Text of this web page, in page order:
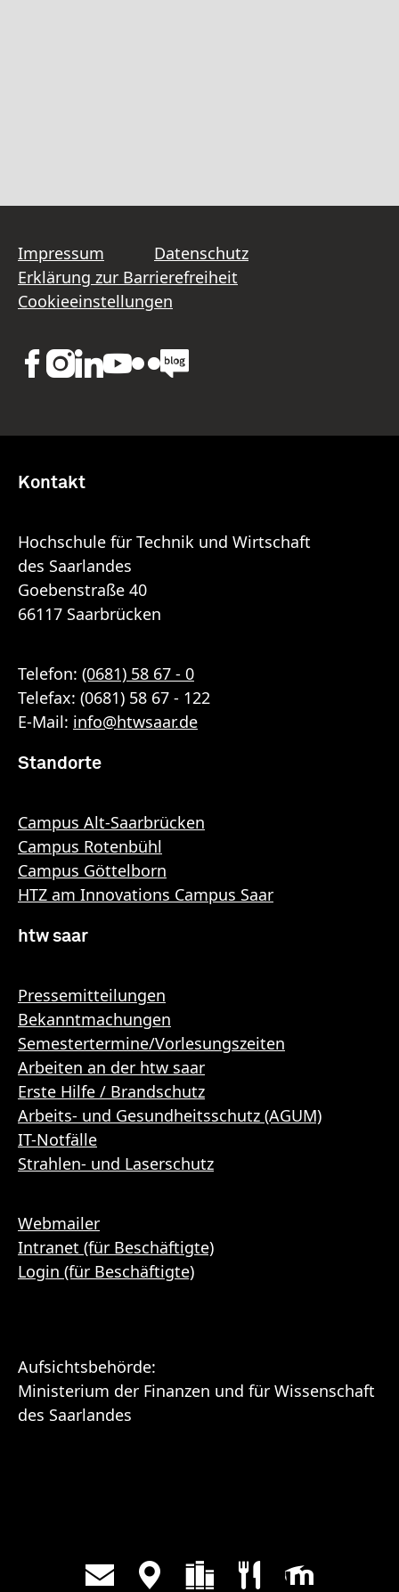
Impressum
Datenschutz
Erklärung zur Barrierefreiheit
Cookieeinstellungen
Kontakt
Hochschule für Technik und Wirtschaft
des Saarlandes
Goebenstraße 40
66117 Saarbrücken
Telefon: (0681) 58 67 - 0
Telefax: (0681) 58 67 - 122
E-Mail: info@htwsaar.de
Standorte
Campus Alt-Saarbrücken
Campus Rotenbühl
Campus Göttelborn
HTZ am Innovations Campus Saar
htw saar
Pressemitteilungen
Bekanntmachungen
Semestertermine/Vorlesungszeiten
Arbeiten an der htw saar
Erste Hilfe / Brandschutz
Arbeits- und Gesundheitsschutz (AGUM)
IT-Notfälle
Strahlen- und Laserschutz
Webmailer
Intranet (für Beschäftigte)
Login (für Beschäftigte)
Aufsichtsbehörde:
Ministerium der Finanzen und für Wissenschaft
des Saarlandes